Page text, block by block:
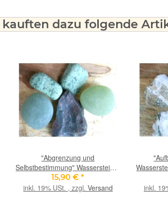
kauften dazu folgende
"Abgrenzung und
Selbstbestimmung" Wassersteine-
Set - Sonderqualität - ca. 100 g im
Natur-Baumwollbeutel (GKS)
15,90 €*
inkl. 19% USt. , zzgl. Versand
-
inkl.